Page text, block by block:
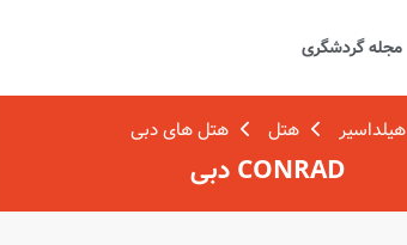
مجله گردشگری
هیلداسیر هتل هتل های دبی
CONRAD دبی